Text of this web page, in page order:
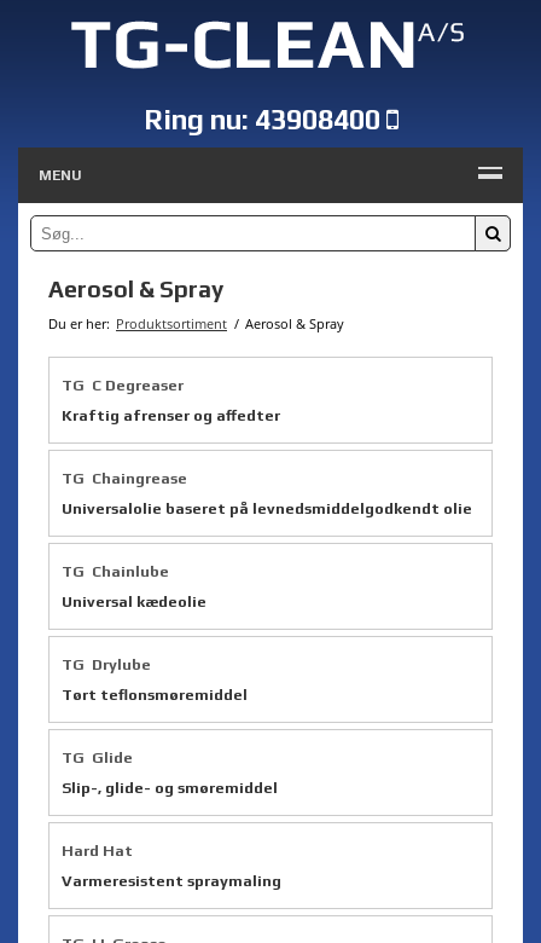
Ring nu: 43908400
MENU
Aerosol & Spray
Du er her: Produktsortiment / Aerosol & Spray
TG C Degreaser
Kraftig afrenser og affedter
TG Chaingrease
Universalolie baseret på levnedsmiddelgodkendt olie
TG Chainlube
Universal kædeolie
TG Drylube
Tørt teflonsmøremiddel
TG Glide
Slip-, glide- og smøremiddel
Hard Hat
Varmeresistent spraymaling